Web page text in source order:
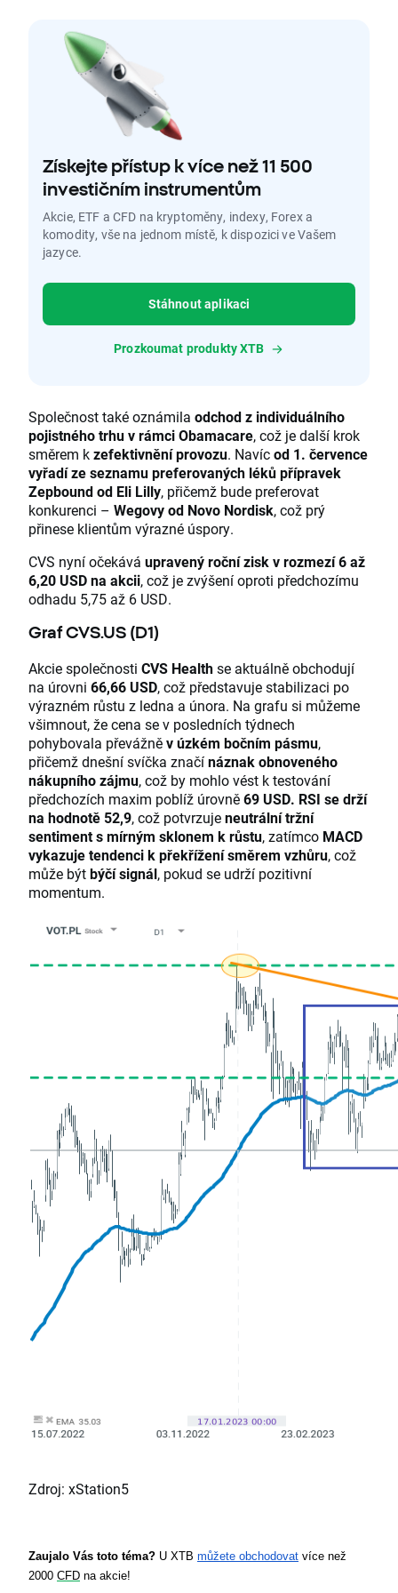
Získejte přístup k více než 11 500
investičním instrumentům
Akcie, ETF a CFD na kryptoměny, indexy, Forex a
komodity, vše na jednom místě, k dispozici ve Vašem
jazyce.
Stáhnout aplikaci
Prozkoumat produkty XTB
Společnost také oznámila odchod z individuálního
pojistného trhu v rámci Obamacare, což je další krok
směrem kzefektivnění provozu. Navícod 1. července
vyřadí ze seznamu preferovaných léků přípravek
Zepbound od Eli Lilly, přičemž bude preferovat
konkurenci – Wegovy od Novo Nordisk, což prý
přinese klientům výrazné úspory.
CVS nyní očekává upravený roční zisk v rozmezí 6 až
6,20 USD na akcii, což je zvýšení oproti předchozímu
odhadu 5,75 až 6 USD.
Graf CVS.US (D1)
Akcie společnosti CVS Healthse aktuálně obchodují
na úrovni 66,66 USD, což představuje stabilizaci po
výrazném růstu z ledna a února. Na grafu si můžeme
všimnout, že cena se v posledních týdnech
pohybovala převážněv úzkém bočním pásmu,
přičemž dnešní svíčka značínáznak obnoveného
nákupního zájmu, což by mohlo vést k testování
předchozích maxim poblíž úrovně69 USD. RSI se drží
na hodnotě 52,9, což potvrzujeneutrální tržní
sentiment s mírným sklonem k růstu, zatímco MACD
vykazuje tendenci k překřížení směrem vzhůru, což
může býtbýčí signál, pokud se udrží pozitivní
momentum.
Zdroj: xStation5
Zaujalo Vás toto téma? U XTB můžete obchodovat více než
2000 CFD na akcie!